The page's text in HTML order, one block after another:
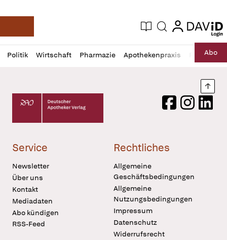
Deutsche Apotheker Zeitung
Aktuelle Ausgabe
Suche login
login
Politik Wirtschaft Pharmazie Apothekenpraxis RechtAbo
Profil
öffnen
Daz
Pur
Deutscher Apotheker Verlag Logo
FacebookInstagram
Service
Newsletter
Über uns
Kontakt
Mediadaten
Abo kündigen
RSS-Feed
Rechtliches
Allgemeine
Geschäftsbedingungen
Allgemeine
Nutzungsbedingungen
Impressum
Datenschutz
Widerrufsrecht